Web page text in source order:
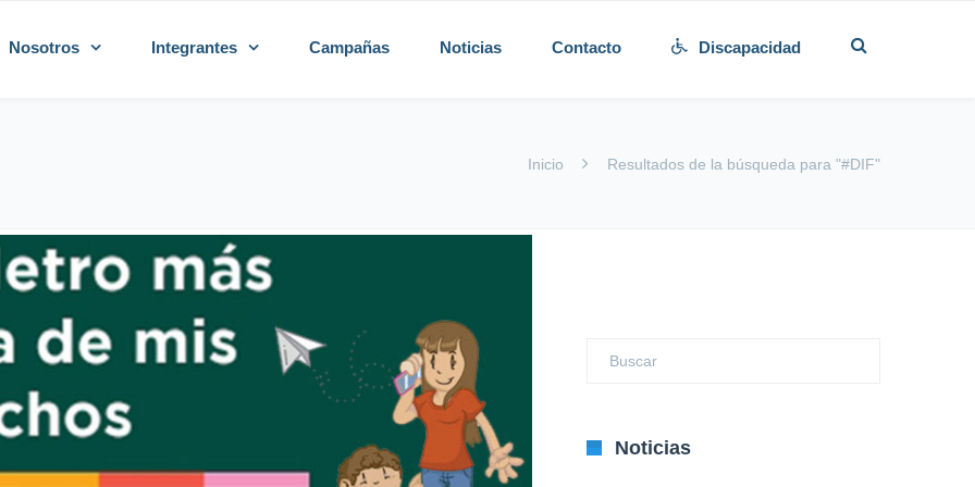
Nosotros Integrantes Campañas Noticias Contacto Discapacidad
Inicio Resultados de la búsqueda para "#DIF"
Noticias